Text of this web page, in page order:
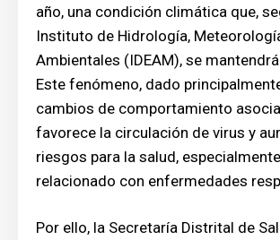
año, una condición climática que,
Instituto de Hidrología,
Ambientales (IDEAM), se
Este fenómeno, dado
cambios de comportamiento
favorece la circulación de virus y
riesgos para la salud,
relacionado con enfermedades
Por ello, la Secretaría Distrital de